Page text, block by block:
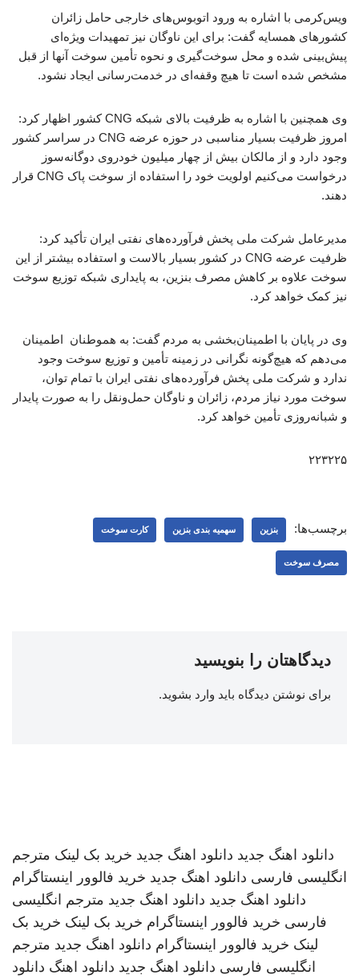
ویس‌کرمی با اشاره به ورود اتوبوس‌های خارجی حامل زائران
کشورهای همسایه گفت: برای این ناوگان نیز تمهیدات ویژه‌ای
پیش‌بینی شده و محل سوخت‌گیری و نحوه تأمین سوخت آنها از قبل
مشخص شده است تا هیچ وقفه‌ای در خدمت‌رسانی ایجاد نشود.
وی همچنین با اشاره به ظرفیت بالای شبکه CNG کشور اظهار کرد:
امروز ظرفیت بسیار مناسبی در حوزه عرضه CNG در سراسر کشور
وجود دارد و از مالکان بیش از چهار میلیون خودروی دوگانه‌سوز
درخواست می‌کنیم اولویت خود را استفاده از سوخت پاک CNG قرار
دهند.
مدیرعامل شرکت ملی پخش فرآورده‌های نفتی ایران تأکید کرد:
ظرفیت عرضه CNG در کشور بسیار بالاست و استفاده بیشتر از این
سوخت علاوه بر کاهش مصرف بنزین، به پایداری شبکه توزیع سوخت
نیز کمک خواهد کرد.
وی در پایان با اطمینان‌بخشی به مردم گفت: به هموطنان اطمینان
می‌دهم که هیچ‌گونه نگرانی در زمینه تأمین و توزیع سوخت وجود
ندارد و شرکت ملی پخش فرآورده‌های نفتی ایران با تمام توان،
سوخت مورد نیاز مردم، زائران و ناوگان حمل‌ونقل را به صورت پایدار
و شبانه‌روزی تأمین خواهد کرد.
۲۲۳۲۲۵
برچسب‌ها: بنزین سهمیه بندی بنزین کارت سوخت
مصرف سوخت
دیدگاهتان را بنویسید
برای نوشتن دیدگاه باید وارد بشوید.
دانلود اهنگ جدید دانلود اهنگ جدید خرید بک لینک مترجم
انگلیسی فارسی دانلود اهنگ جدید خرید فالوور اینستاگرام
دانلود اهنگ جدید دانلود اهنگ جدید مترجم انگلیسی
فارسی خرید فالوور اینستاگرام خرید بک لینک خرید بک
لینک خرید فالوور اینستاگرام دانلود اهنگ جدید مترجم
انگلیسی فارسی دانلود اهنگ جدید دانلود اهنگ دانلود